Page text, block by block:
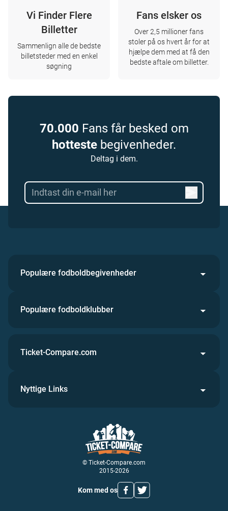
Vi Finder Flere
Billetter
Sammenlign alle de bedste
billetsteder med en enkel
søgning
Fans elsker os
Over 2,5 millioner fans
stoler på os hvert år for at
hjælpe dem med at få den
bedste aftale om billetter.
70.000 Fans får besked om
hotteste begivenheder.
Deltag i dem.
Populære fodboldbegivenheder
Populære fodboldklubber
© Ticket-Compare.com
2015-2026
Kom med os
Ticket-Compare.com
Nyttige Links